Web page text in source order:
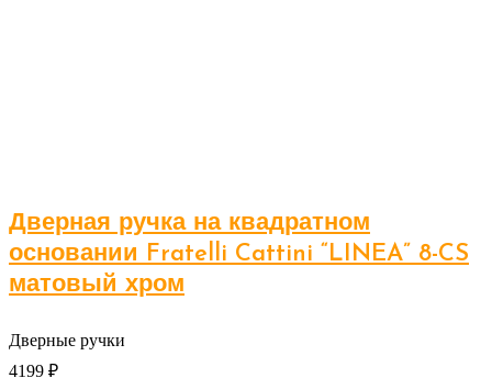
Дверная ручка на квадратном
основании Fratelli Cattini “LINEA” 8-CS
матовый хром
Дверные ручки
4199 ₽